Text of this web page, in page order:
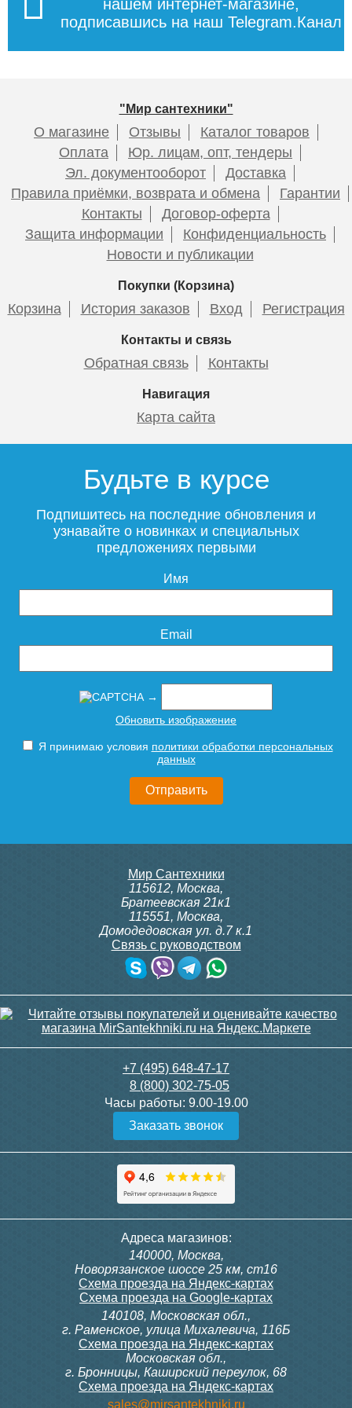
Подробнее
Подробнее
нашем интернет-магазине,
подписавшись на наш Telegram.Канал
"Мир сантехники"
О магазине Отзывы
Каталог товаров
Оплата
Юр. лицам, опт, тендеры
Эл. документооборот
Доставка
Правила приёмки, возврата и обмена
Гарантии
Контакты
Договор-оферта
Защита информации
Конфиденциальность
Новости и публикации
Покупки (Корзина)
Корзина История заказов Вход Регистрация
Контакты и связь
Обратная связь Контакты
Навигация
Карта сайта
Будьте в курсе
Подпишитесь на последние обновления и
узнавайте о новинках и специальных
предложениях первыми
Имя
Email
→
Обновить изображение
Я принимаю условия политики обработки персональных
данных
Мир Сантехники
115612, Москва,
Братеевская 21к1
115551, Москва,
Домодедовская ул. д.7 к.1
Связь с руководством
+7 (495) 648-47-17
8 (800) 302-75-05
Часы работы: 9.00-19.00
Заказать звонок
Адреса магазинов:
140000, Москва,
Новорязанское шоссе 25 км, ст16
Схема проезда на Яндекс-картах
Схема проезда на Google-картах
140108, Московская обл.,
г. Раменское, улица Михалевича, 116Б
Схема проезда на Яндекс-картах
Московская обл.,
г. Бронницы, Каширский переулок, 68
Схема проезда на Яндекс-картах
sales@mirsantekhniki.ru